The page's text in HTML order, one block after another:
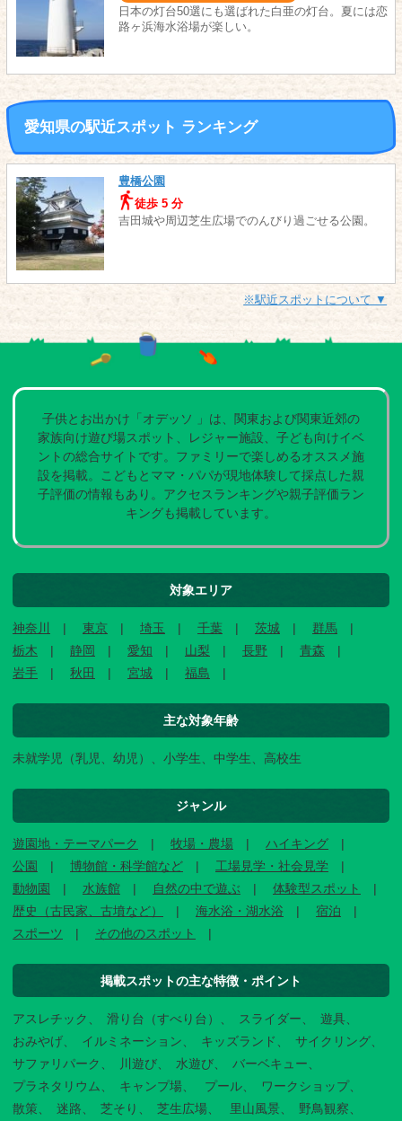
日本の灯台50選にも選ばれた白亜の灯台。夏には恋
路ヶ浜海水浴場が楽しい。
愛知県の駅近スポット ランキング
豊橋公園
徒歩 5 分
吉田城や周辺芝生広場でのんびり過ごせる公園。
※駅近スポットについて ▼
子供とお出かけ「オデッソ 」は、関東および関東近郊の
家族向け遊び場スポット、レジャー施設、子ども向けイベ
ントの総合サイトです。ファミリーで楽しめるオススメ施
設を掲載。こどもとママ・パパが現地体験して採点した親
子評価の情報もあり。アクセスランキングや親子評価ラン
キングも掲載しています。
対象エリア
神奈川 東京 埼玉 千葉 茨城
群馬
栃木
静岡 愛知 山梨 長野
青森
岩手
秋田 宮城 福島
主な対象年齢
未就学児（乳児、幼児）、小学生、中学生、高校生
ジャンル
遊園地・テーマパーク 牧場・農場
ハイキング
公園
博物館・科学館など
工場見学・社会見学
動物園
水族館 自然の中で遊ぶ
体験型スポット
歴史（古民家、古墳など）
海水浴・湖水浴
宿泊
スポーツ
その他のスポット
掲載スポットの主な特徴・ポイント
アスレチック 滑り台（すべり台） スライダー
遊具
おみやげ
イルミネーション キッズランド
サイクリング
サファリパーク
川遊び 水遊び
バーベキュー
プラネタリウム
キャンプ場 プール
ワークショップ
散策
迷路 芝そり 芝生広場 里山風景 野鳥観察